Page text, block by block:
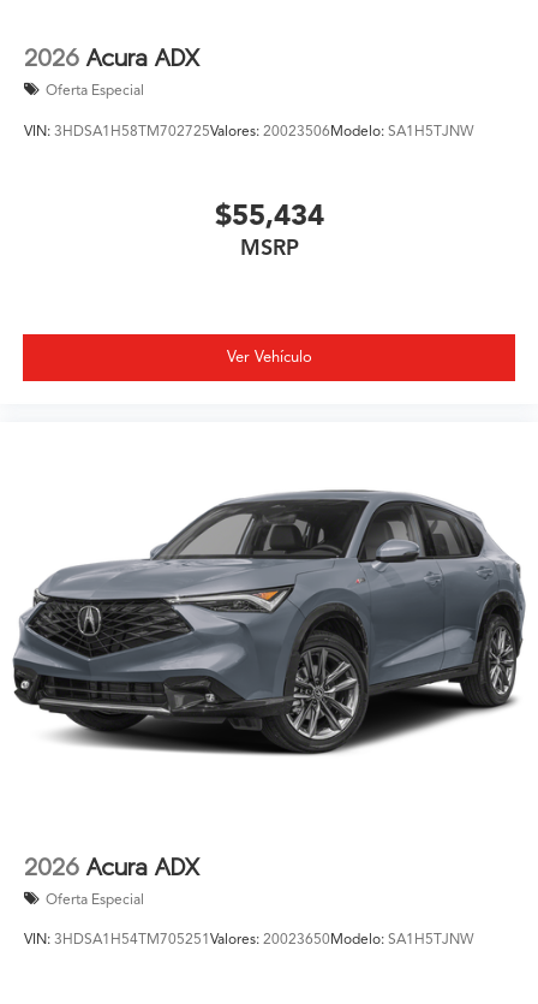
2026 Acura ADX
Oferta Especial
VIN: 3HDSA1H58TM702725Valores: 20023506Modelo: SA1H5TJNW
$55,434
MSRP
Ver Vehículo
2026 Acura ADX
Oferta Especial
VIN: 3HDSA1H54TM705251Valores: 20023650Modelo: SA1H5TJNW